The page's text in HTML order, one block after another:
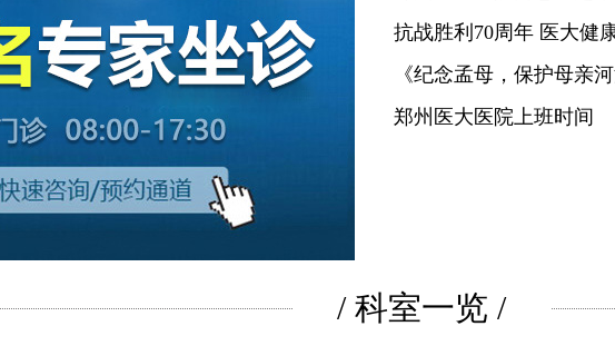
抗战胜利70周年 医大健
《纪念孟母，保护母亲
郑州医大医院上班时间
/ 科室一览 /